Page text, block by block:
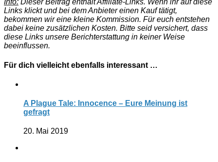
Info: Dieser Beitrag enthält Affiliate-Links. Wenn ihr auf diese
Links klickt und bei dem Anbieter einen Kauf tätigt,
bekommen wir eine kleine Kommission. Für euch entstehen
dabei keine zusätzlichen Kosten. Bitte seid versichert, dass
diese Links unsere Berichterstattung in keiner Weise
beeinflussen.
Für dich vielleicht ebenfalls interessant …
A Plague Tale: Innocence – Eure Meinung ist
gefragt
20. Mai 2019